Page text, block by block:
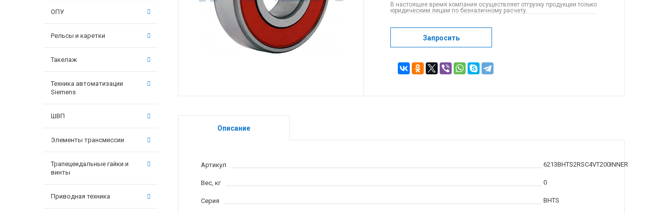
ОПУ
Рельсы и каретки
Такелаж
Техника автоматизации
Siemens
ШВП
Элементы трансмиссии
Трапецеидальные гайки и
винты
Приводная техника
В настоящее время компания осуществляет отгрузку продукции только
юридическим лицам по безналичному расчету.
Запросить
Описание
Артикул 6213BHTS2RSC4VT200INNER
Вес, кг 0
Серия BHTS